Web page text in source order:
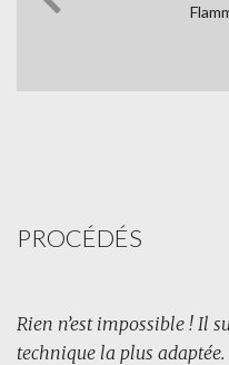
PROCÉDÉS
Rien n’est impossible ! Il
technique la plus adaptée.